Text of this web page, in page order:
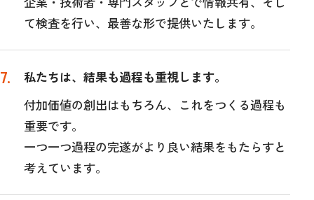
て検査を行い、最善な形で提供いたします。
私たちは、結果も過程も重視します。
付加価値の創出はもちろん、これをつくる過程も
重要です。
一つ一つ過程の完遂がより良い結果をもたらすと
考えています。